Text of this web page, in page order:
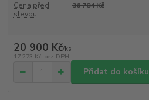
Cena před
slevou
36 784 Kč
20 900 Kč/ks
17 273 Kč bez DPH
Přidat do košíku